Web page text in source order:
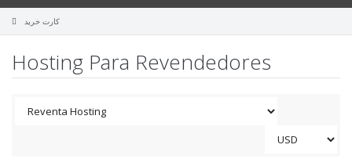
کارت خرید
Hosting Para Revendedores